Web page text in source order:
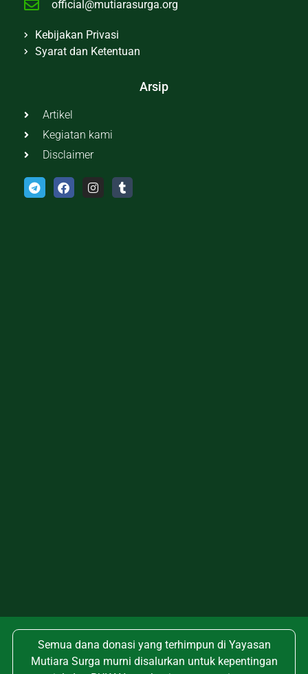
official@mutiarasurga.org
Kebijakan Privasi
Syarat dan Ketentuan
Arsip
Artikel
Kegiatan kami
Disclaimer
Semua dana donasi yang terhimpun di Yayasan
Mutiara Surga murni disalurkan untuk kepentingan